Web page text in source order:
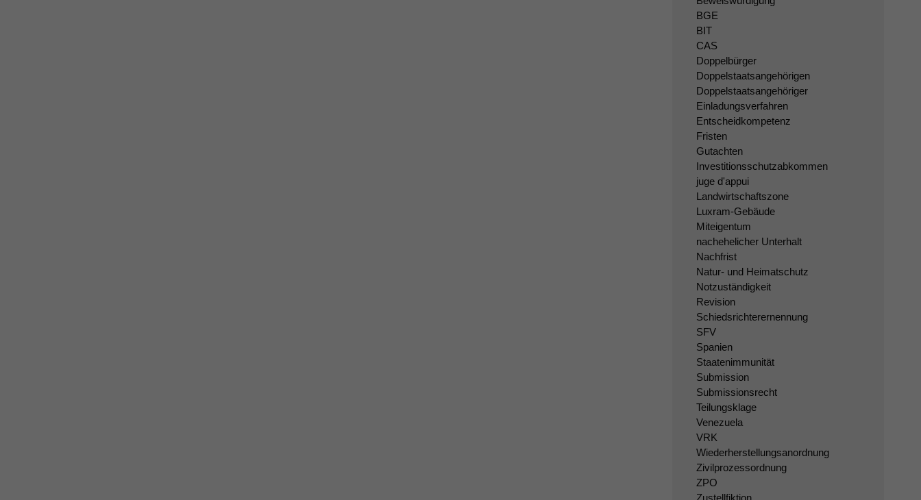
BGE
BIT
CAS
Doppelbürger
Doppelstaatsangehörigen
Doppelstaatsangehöriger
Einladungsverfahren
Entscheidkompetenz
Fristen
Gutachten
Investitionsschutzabkommen
juge d'appui
Landwirtschaftszone
Luxram-Gebäude
Miteigentum
nachehelicher Unterhalt
Nachfrist
Natur- und Heimatschutz
Notzuständigkeit
Revision
Schiedsrichterernennung
SFV
Spanien
Staatenimmunität
Submission
Submissionsrecht
Teilungsklage
Venezuela
VRK
Wiederherstellungsanordnung
Zivilprozessordnung
ZPO
Zustellfiktion